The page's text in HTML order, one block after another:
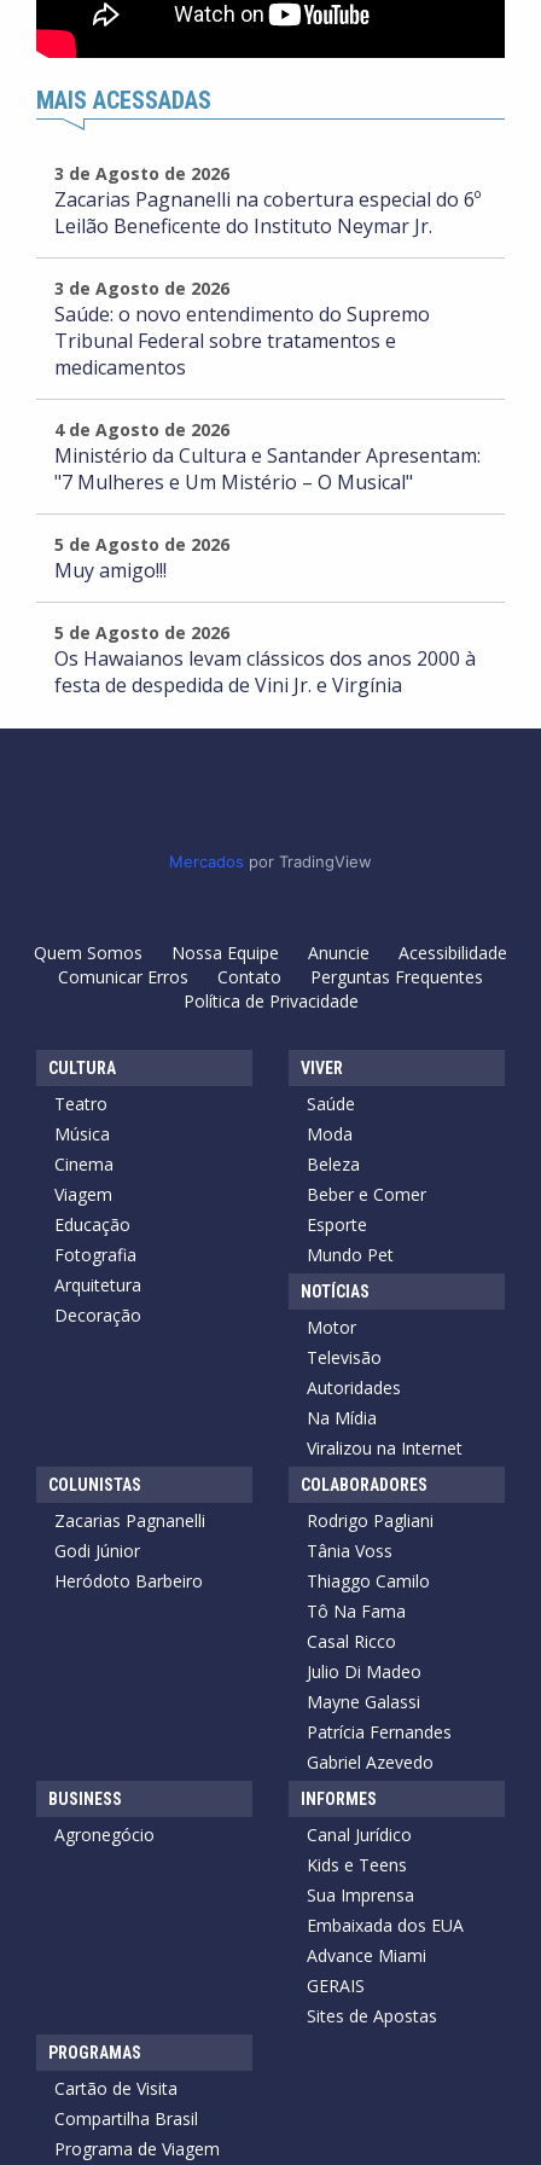
MAIS ACESSADAS
3 de Agosto de 2026
Zacarias Pagnanelli na cobertura especial do 6º
Leilão Beneficente do Instituto Neymar Jr.
3 de Agosto de 2026
Saúde: o novo entendimento do Supremo
Tribunal Federal sobre tratamentos e
medicamentos
4 de Agosto de 2026
Ministério da Cultura e Santander Apresentam:
"7 Mulheres e Um Mistério – O Musical"
5 de Agosto de 2026
Muy amigo!!!
5 de Agosto de 2026
Os Hawaianos levam clássicos dos anos 2000 à
festa de despedida de Vini Jr. e Virgínia
Mercados por TradingView
Quem Somos Nossa Equipe Anuncie
Acessibilidade
Comunicar Erros
Contato
Perguntas Frequentes
Política de Privacidade
CULTURA
Teatro
Música
Cinema
Viagem
Educação
Fotografia
Arquitetura
Decoração
VIVER
Saúde
Moda
Beleza
Beber e Comer
Esporte
Mundo Pet
NOTÍCIAS
Motor
Televisão
Autoridades
Na Mídia
Viralizou na Internet
COLUNISTAS
Zacarias Pagnanelli
Godi Júnior
Heródoto Barbeiro
COLABORADORES
Rodrigo Pagliani
Tânia Voss
Thiaggo Camilo
Tô Na Fama
Casal Ricco
Julio Di Madeo
Mayne Galassi
Patrícia Fernandes
Gabriel Azevedo
BUSINESS
Agronegócio
INFORMES
Canal Jurídico
Kids e Teens
Sua Imprensa
Embaixada dos EUA
Advance Miami
GERAIS
Sites de Apostas
PROGRAMAS
Cartão de Visita
Compartilha Brasil
Programa de Viagem